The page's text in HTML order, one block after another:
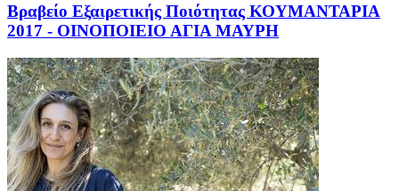
Βραβείο Εξαιρετικής Ποιότητας ΚΟΥΜΑΝΤΑΡΙΑ
2017 - ΟΙΝΟΠΟΙΕΙΟ ΑΓΙΑ ΜΑΥΡΗ